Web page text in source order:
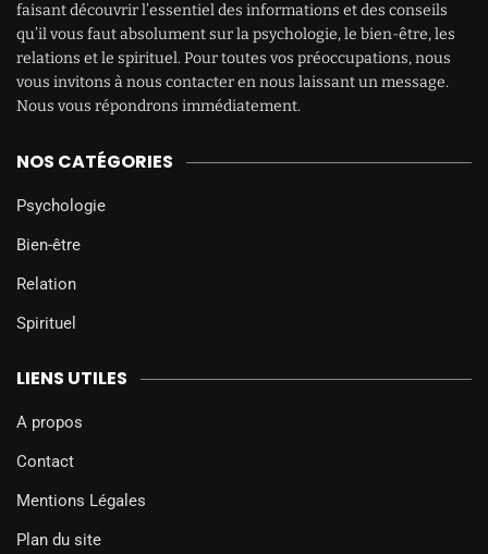
faisant découvrir l’essentiel des informations et des conseils
qu’il vous faut absolument sur la psychologie, le bien-être, les
relations et le spirituel. Pour toutes vos préoccupations, nous
vous invitons à nous contacter en nous laissant un message.
Nous vous répondrons immédiatement.
NOS CATÉGORIES
Psychologie
Bien-être
Relation
Spirituel
LIENS UTILES
A propos
Contact
Mentions Légales
Plan du site